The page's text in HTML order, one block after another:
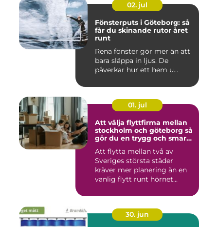
02. jul
Fönsterputs i Göteborg: så
får du skinande rutor året
runt
Rena fönster gör mer än att
bara släppa in ljus. De
påverkar hur ett hem u...
01. jul
Att välja flyttfirma mellan
stockholm och göteborg så
gör du en trygg och smart
Att flytta mellan två av
Sveriges största städer
kräver mer planering än en
vanlig flytt runt hörnet...
30. jun